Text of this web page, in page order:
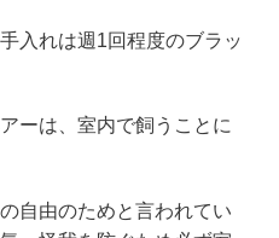
入れは週1回程度のブラッ
ーは、室内で飼うことに
自由のためと言われてい